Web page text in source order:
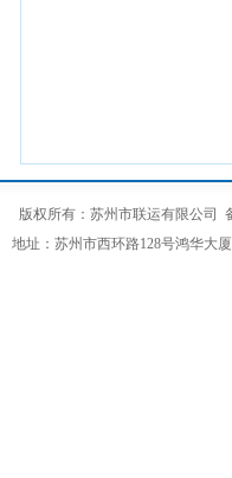
版权所有：苏州市联运有限公司
地址：苏州市西环路128号鸿华大